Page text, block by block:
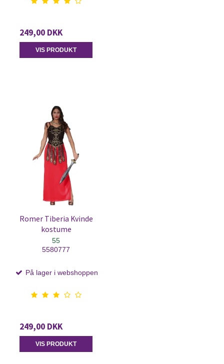
249,00 DKK
VIS PRODUKT
Romer Tiberia Kvinde
kostume
55
5580777
På lager i webshoppen
249,00 DKK
VIS PRODUKT